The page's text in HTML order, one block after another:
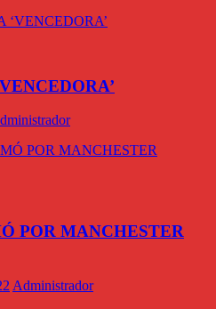
POR MANCHESTER
Administrador